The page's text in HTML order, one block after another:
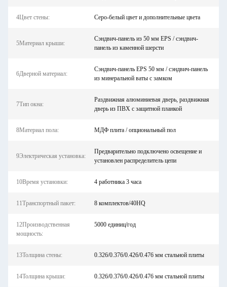
4Цвет стены: Серо-белый цвет и дополнительные цвета
5Материал крыши:
Сэндвич-панель из 50 мм EPS / сэндвич-
панель из каменной шерсти
6Дверной материал:
Сэндвич-панель EPS 50 мм / сэндвич-панель
из минеральной ваты с замком
7Тип окна:
Раздвижная алюминиевая дверь, раздвижная
дверь из ПВХ с защитной планкой
8Материал пола: МДФ плита / опциональный пол
9Электрическая установка:
Предварительно подключено освещение и
установлен распределитель цепи
10Время установки: 4 работника 3 часа
11Транспортный пакет: 8 комплектов/40HQ
12Производственная
мощность:
5000 единиц/год
13Толщина стены: 0.326/0.376/0.426/0.476 мм стальной плиты
14Толщина крыши: 0.326/0.376/0.426/0.476 мм стальной плиты